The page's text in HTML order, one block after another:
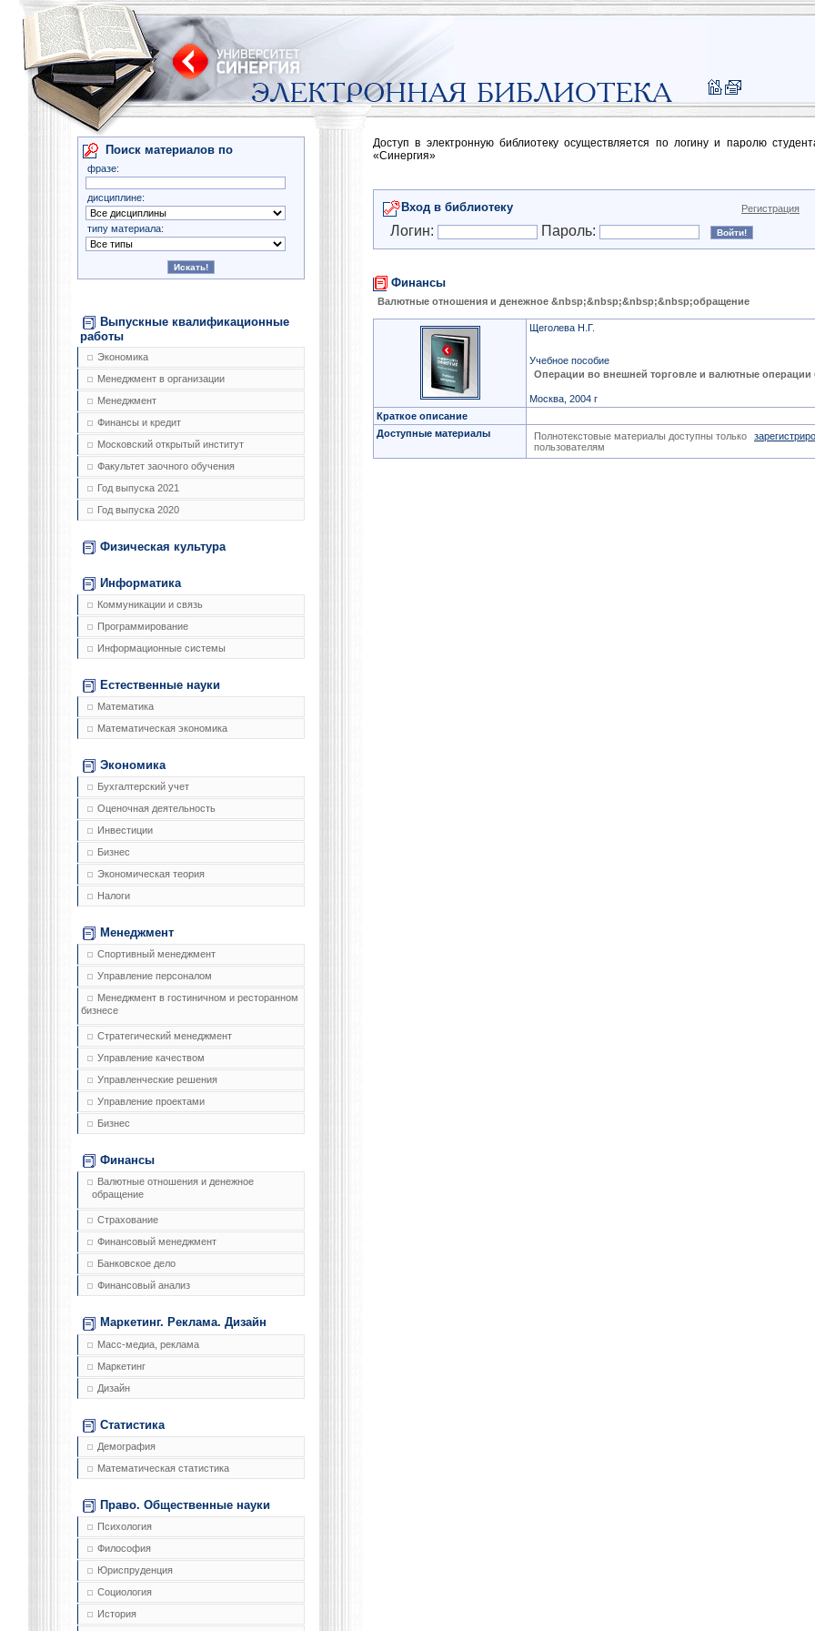
Поиск материалов по
фразе:
дисциплине:
типу материала:
Выпускные квалификационные
работы
Экономика
Менеджмент в организации
Менеджмент
Финансы и кредит
Московский открытый институт
Факультет заочного обучения
Год выпуска 2021
Год выпуска 2020
Физическая культура
Информатика
Коммуникации и связь
Программирование
Информационные системы
Естественные науки
Математика
Математическая экономика
Экономика
Бухгалтерский учет
Оценочная деятельность
Инвестиции
Бизнес
Экономическая теория
Налоги
Менеджмент
Спортивный менеджмент
Управление персоналом
Менеджмент в гостиничном и ресторанном
бизнесе
Стратегический менеджмент
Управление качеством
Управленческие решения
Управление проектами
Бизнес
Финансы
Валютные отношения и денежное
обращение
Страхование
Финансовый менеджмент
Банковское дело
Финансовый анализ
Маркетинг. Реклама. Дизайн
Масс-медиа, реклама
Маркетинг
Дизайн
Статистика
Демография
Математическая статистика
Право. Общественные науки
Психология
Философия
Юриспруденция
Социология
История
Доступ в электронную библиотеку осуществляется по логину и паролю
«Синергия»
Вход в библиотеку Регистрация
Логин: Пароль:
Финансы
Валютные отношения и денежное &nbsp;&nbsp;&nbsp;&nbsp;обращение
Щеголева Н.Г.
Учебное пособие
Операции во внешней торговле и валютные операции
Москва, 2004 г
Краткое описание
Доступные материалы
Полнотекстовые материалы доступны только
пользователям